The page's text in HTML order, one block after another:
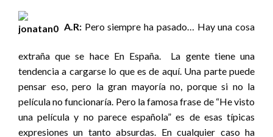
A.R:Pero siempre ha pasado… Hay una cosa
extraña que se hace En España. La gente tiene una
tendencia a cargarse lo que es de aquí. Una parte puede
pensar eso, pero la gran mayoría no, porque si no la
película no funcionaría. Pero la famosa frase de “He visto
una película y no parece española” es de esas típicas
expresiones un tanto absurdas. En cualquier caso ha